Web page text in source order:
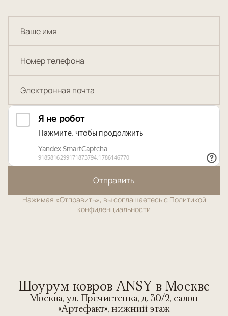
Отправить
Нажимая «Отправить», вы соглашаетесь с Политикой
конфиденциальности
Шоурум ковров ANSY в Москве
Москва, ул. Пречистенка, д. 30/2, салон
«Артефакт», нижний этаж